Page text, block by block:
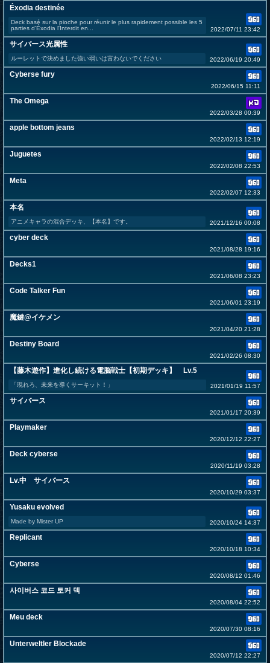
Éxodia destinée
Deck basé sur la pioche pour réunir le plus rapidement possible les 5
parties d'Éxodia l'Interdit en...
2022/07/11 23:42
サイバース光属性
ルーレットで決めました強い弱いは言わないでください 2022/06/19 20:49
Cyberse fury
2022/06/15 11:11
The Omega
2022/03/28 00:39
apple bottom jeans
2022/02/13 12:19
Juguetes
2022/02/08 22:53
Meta
2022/02/07 12:33
本名
アニメキャラの混合デッキ、【本名】です。 2021/12/16 00:08
cyber deck
2021/08/28 19:16
Decks1
2021/06/08 23:23
Code Talker Fun
2021/06/01 23:19
魔鍵@イケメン
2021/04/20 21:28
Destiny Board
2021/02/26 08:30
【藤木遊作】進化し続ける電脳戦士【初期デッキ】 Lv.5
「現れろ、未来を導くサーキット！」 2021/01/19 11:57
サイバース
2021/01/17 20:39
Playmaker
2020/12/12 22:27
Deck cyberse
2020/11/19 03:28
Lv.中 サイバース
2020/10/29 03:37
Yusaku evolved
Made by Mister UP 2020/10/24 14:37
Replicant
2020/10/18 10:34
Cyberse
2020/08/12 01:46
사이버스 코드 토커 덱
2020/08/04 22:52
Meu deck
2020/07/30 08:16
Unterweltler Blockade
2020/07/12 22:27